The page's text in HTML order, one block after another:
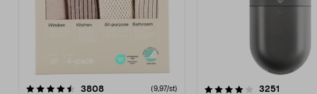
3808recensioner (9,97/st)
4.0av 5 stjärnor 3251
4.5av 5 stjärnor